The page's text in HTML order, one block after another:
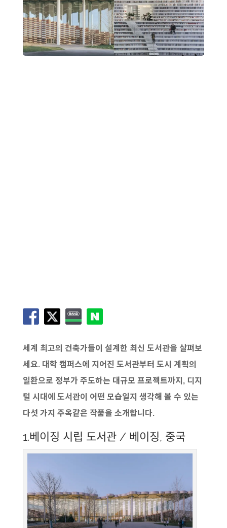
세계 최고의 건축가들이 설계한 최신 도서관을 살펴보
세요. 대학 캠퍼스에 지어진 도서관부터 도시 계획의
일환으로 정부가 주도하는 대규모 프로젝트까지, 디지
털 시대에 도서관이 어떤 모습일지 생각해 볼 수 있는
다섯 가지 주옥같은 작품을 소개합니다.
1.베이징 시립 도서관 / 베이징, 중국